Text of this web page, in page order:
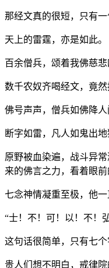
那经文真的很短，只有
天上的雷霆，亦是如此。
百余僧兵，颂着我佛慈
数千农奴齐喝经文，竟
佛号声声，僧兵如佛降人
断字如雷，凡人如鬼出地
原野被血染遍，战斗异
来的佛言之力，看着眼
七念神情凝重至极，他
“士！不！可！以！不！
这句话很简单，只有七
贵人们想不明白，戒律